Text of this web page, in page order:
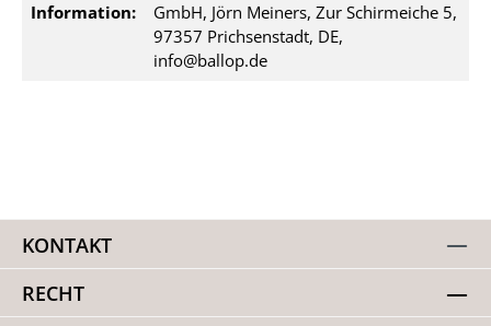
Information:
GmbH, Jörn Meiners, Zur Schirmeiche 5,
97357 Prichsenstadt, DE,
info@ballop.de
KONTAKT
RECHT